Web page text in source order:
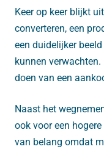
Keer op keer blijkt
converteren, een
een duidelijker
kunnen
doen van een
Naast het
ook voor een
van belang omdat